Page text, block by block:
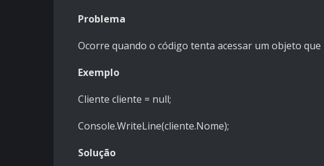
Problema
Ocorre quando o código tenta acessar um objeto
Exemplo
Cliente cliente = null;
Console.WriteLine(cliente.Nome);
Solução